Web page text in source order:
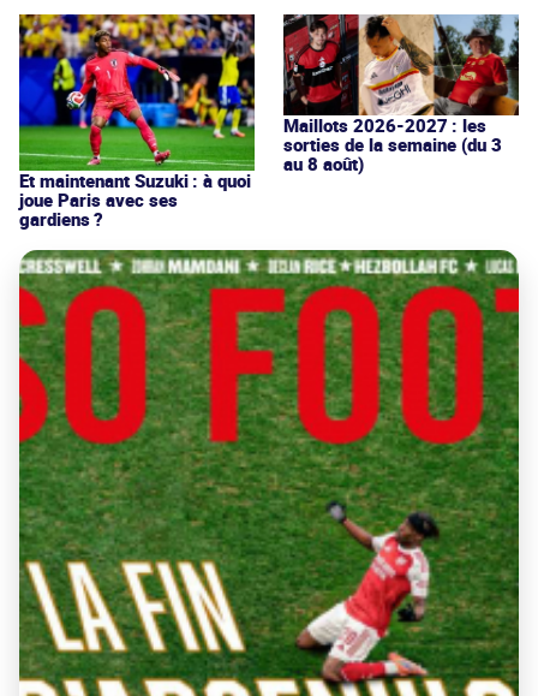
Et maintenant Suzuki : à quoi
joue Paris avec ses
gardiens ?
Maillots 2026-2027 : les
sorties de la semaine (du 3
au 8 août)